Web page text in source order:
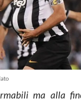
ma alla